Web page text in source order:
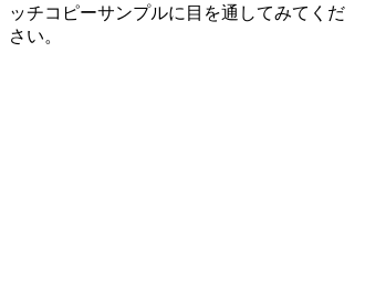
ッチコピーサンプルに目を通してみてくだ
さい。